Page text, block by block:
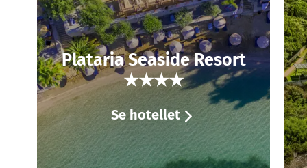
Plataria Seaside Resort
★★★★
Se hotellet